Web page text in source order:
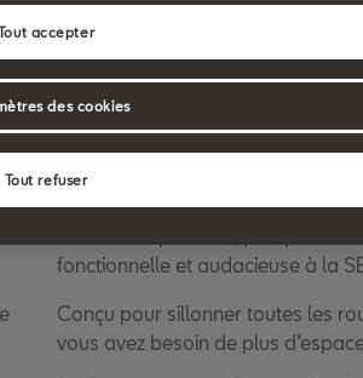
dans notre gamme. Découvrez
SEAT Leon
Le véhicule puissant, prêt pour
fonctionnelle et audacieuse à la
Conçu pour sillonner toutes les
vous avez besoin de plus
Tout refuser
accepter
des cookies